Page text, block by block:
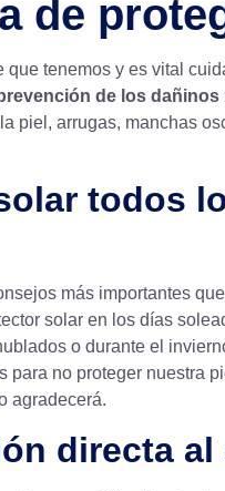
de
tenemos y es vital
de los dañinos
piel, arrugas, manchas
todos
más importantes
solar en los días
o durante el
para no proteger nuestra
agradecerá.
directa